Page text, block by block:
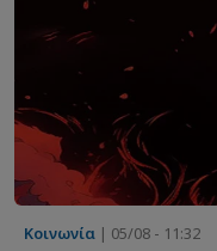
Κοινωνία | 05/08 - 11:32